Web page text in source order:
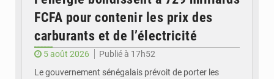
FCFA pour contenir les prix des
carburants et de l’électricité
5 août 2026
Publié à 17h52
Le gouvernement sénégalais prévoit de porter les